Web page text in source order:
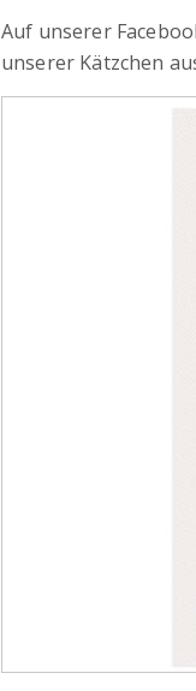
Auf unserer
unserer Kätzchen